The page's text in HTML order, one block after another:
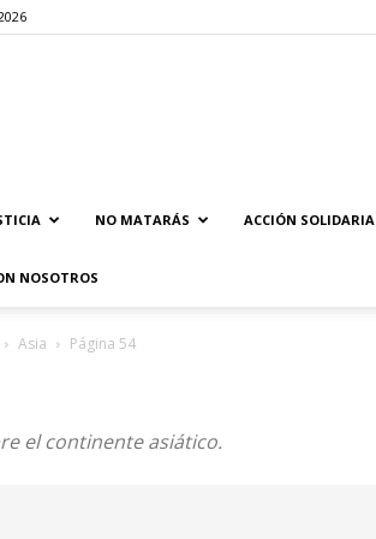
NO MATARÁS ACCIÓN SOLIDARIA
NOSOTROS
Asia Página 54
el continente asiático.